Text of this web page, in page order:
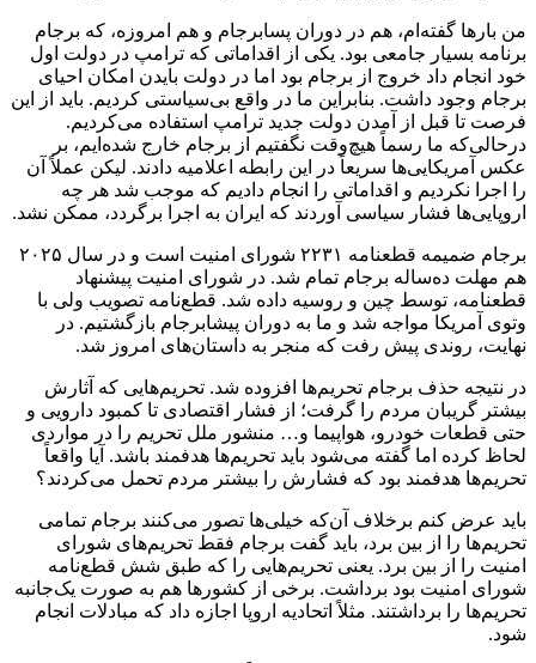
من بارها گفته‌ام، هم در دوران پسابرجام و هم امروزه، که برجام
برنامه بسیار جامعی بود. یکی از اقداماتی که ترامپ در دولت اول
خود انجام داد خروج از برجام بود اما در دولت بایدن امکان احیای
برجام وجود داشت. بنابراین ما در واقع بی‌سیاستی کردیم. باید از این
فرصت تا قبل از آمدن دولت جدید ترامپ استفاده می‌کردیم.
در‌حالی‌که ما رسماً هیچ‌وقت نگفتیم از برجام خارج شده‌ایم، بر
عکس آمریکایی‌ها سریعاً در این رابطه اعلامیه دادند. لیکن عملاً آن
را اجرا نکردیم و اقداماتی را انجام دادیم که موجب شد هر چه
اروپایی‌ها فشار سیاسی آوردند که ایران به اجرا برگردد، ممکن نشد.
برجام ضمیمه قطعنامه ۲۲۳۱ شورای امنیت است و در سال ۲۰۲۵
هم مهلت ده‌ساله برجام تمام شد. در شورای امنیت پیشنهاد
قطعنامه، توسط چین و روسیه داده شد. قطع‌نامه تصویب ولی با
وتوی آمریکا مواجه شد و ما به دوران پیشابرجام بازگشتیم. در
نهایت، روندی پیش رفت که منجر به داستان‌های امروز شد.
در نتیجه حذف برجام تحریم‌ها افزوده شد. تحریم‌هایی که آثارش
بیشتر گریبان مردم را گرفت؛ از فشار اقتصادی تا کمبود دارویی و
حتی قطعات خودرو، هواپیما و… منشور ملل تحریم را در مواردی
لحاظ کرده اما گفته می‌شود باید تحریم‌ها هدفمند باشد. آیا واقعاً
تحریم‌ها هدفمند بود که فشارش را بیشتر مردم تحمل می‌کردند؟
باید عرض کنم برخلاف آن‌که خیلی‌ها تصور می‌کنند برجام تمامی
تحریم‌ها را از بین برد، باید گفت برجام فقط تحریم‌های شورای
امنیت را از بین برد‌. یعنی تحریم‌هایی را که طبق شش قطع‌نامه
شورای امنیت بود برداشت. برخی از کشورها هم به صورت یک‌جانبه
تحریم‌ها را برداشتند. مثلاً اتحادیه اروپا اجازه داد که مبادلات انجام
شود.